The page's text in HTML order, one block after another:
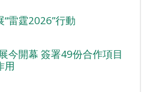
雷霆2026”行動
今開幕 簽署49份合作項目
用